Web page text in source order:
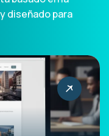
diseñado para